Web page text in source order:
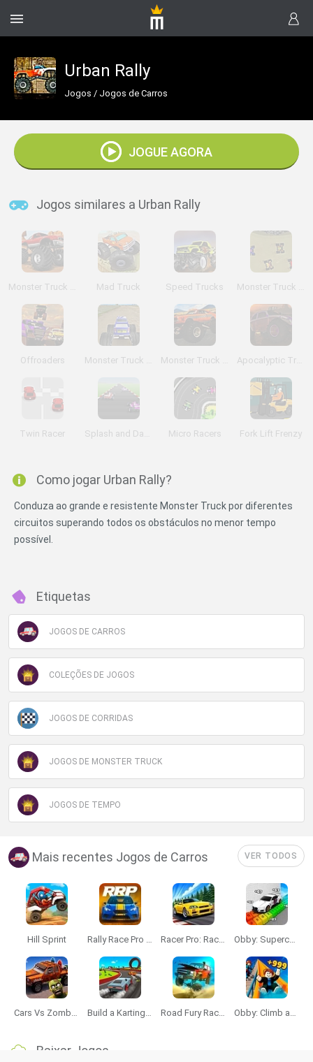
Urban Rally
Jogos / Jogos de Carros
JOGUE AGORA
Jogos similares a Urban Rally
Monster Truck America Mad Truck Speed Trucks Monster Truck Racing
Offroaders Monster Truck Adventure 3D Monster Truck Jumper Apocalyptic Truck
Twin Racer Splash and Dash Micro Racers Fork Lift Frenzy
Como jogar Urban Rally?
Conduza ao grande e resistente Monster Truck por diferentes
circuitos superando todos os obstáculos no menor tempo
possível.
Etiquetas
JOGOS DE CARROS
COLEÇÕES DE JOGOS
JOGOS DE CORRIDAS
JOGOS DE MONSTER TRUCK
JOGOS DE TEMPO
Mais recentes Jogos de Carros VER TODOS
Hill Sprint Rally Race Pro 3.0 Racer Pro: Racing 3D Obby: Supercar Race on a Giant Keyboard
Cars Vs Zombies: Build your Car Build a Karting Track Road Fury Racing Obby: Climb and Slide
Baixar Jogos